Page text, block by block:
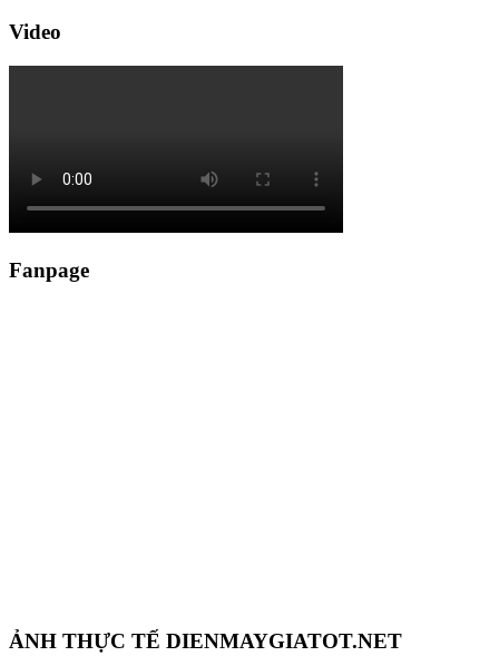
Video
Fanpage
ẢNH THỰC TẾ DIENMAYGIATOT.NET